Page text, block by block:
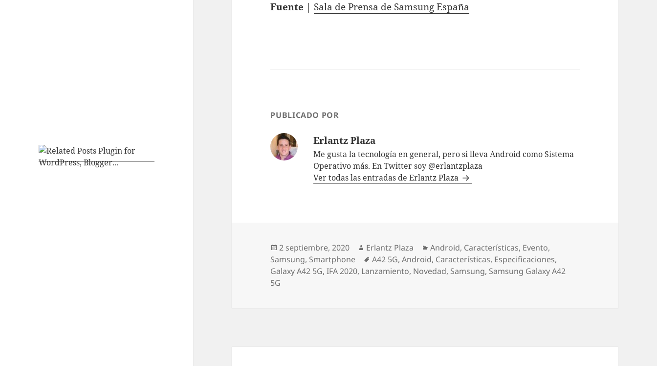
Fuente | Sala de Prensa de Samsung España
PUBLICADO POR
Erlantz Plaza
Me gusta la tecnología en general, pero si lleva Android como Sistema
Operativo más. En Twitter soy @erlantzplaza
Ver todas las entradas de Erlantz Plaza
Publicado
el
2 septiembre, 2020 Autor
Erlantz Plaza Categorías
Android, Características, Evento,
Samsung, Smartphone Etiquetas
A42 5G,Android, Características, Especificaciones,
Galaxy A42 5G,IFA 2020, Lanzamiento, Novedad, Samsung, Samsung Galaxy A42
5G